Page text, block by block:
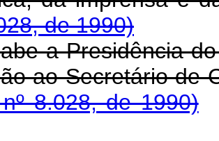
de 1990)
a Presidência
ao Secretário de
8.028, de 1990)